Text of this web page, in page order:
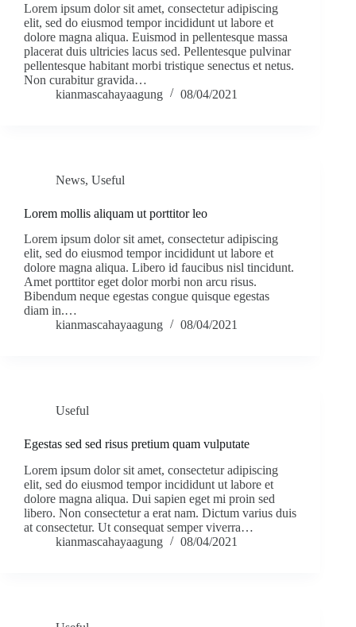
Lorem ipsum dolor sit amet, consectetur adipiscing
elit, sed do eiusmod tempor incididunt ut labore et
dolore magna aliqua. Euismod in pellentesque massa
placerat duis ultricies lacus sed. Pellentesque pulvinar
pellentesque habitant morbi tristique senectus et netus.
Non curabitur gravida…
kianmascahayaagung
08/04/2021
News, Useful
Lorem mollis aliquam ut porttitor leo
Lorem ipsum dolor sit amet, consectetur adipiscing
elit, sed do eiusmod tempor incididunt ut labore et
dolore magna aliqua. Libero id faucibus nisl tincidunt.
Amet porttitor eget dolor morbi non arcu risus.
Bibendum neque egestas congue quisque egestas
diam in.…
kianmascahayaagung
08/04/2021
Useful
Egestas sed sed risus pretium quam vulputate
Lorem ipsum dolor sit amet, consectetur adipiscing
elit, sed do eiusmod tempor incididunt ut labore et
dolore magna aliqua. Dui sapien eget mi proin sed
libero. Non consectetur a erat nam. Dictum varius duis
at consectetur. Ut consequat semper viverra…
kianmascahayaagung
08/04/2021